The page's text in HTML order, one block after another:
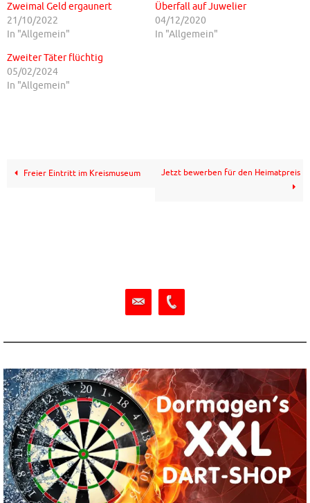
Zweimal Geld ergaunert
21/10/2022
In "Allgemein"
Überfall auf Juwelier
04/12/2020
In "Allgemein"
Zweiter Täter flüchtig
05/02/2024
In "Allgemein"
Freier Eintritt im Kreismuseum Jetzt bewerben für den Heimatpreis